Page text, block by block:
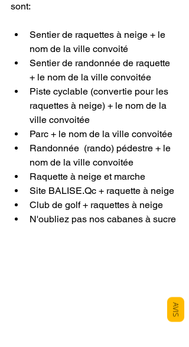
sont:
Sentier de raquettes à neige + le
nom de la ville convoité
Sentier de randonnée de raquette
+ le nom de la ville convoitée
Piste cyclable (convertie pour les
raquettes à neige) + le nom de la
ville convoitée
Parc + le nom de la ville convoitée
Randonnée  (rando) pédestre + le
nom de la ville convoitée
Raquette à neige et marche
Site BALISE.Qc + raquette à neige
Club de golf + raquettes à neige
N'oubliez pas nos cabanes à sucre
AVIS